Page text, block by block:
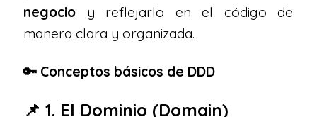
negocio y reflejarlo en el código de
manera clara y organizada.
🔑 Conceptos básicos de DDD
📌 1. El Dominio (Domain)